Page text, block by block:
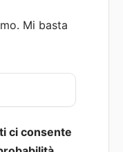
Mi basta
ci consente